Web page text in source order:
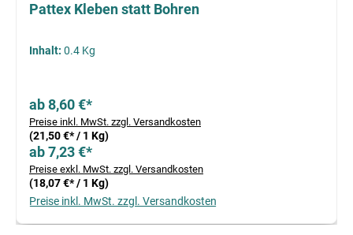
Pattex Kleben statt Bohren
Inhalt: 0.4 Kg
ab 8,60 €*
Preise inkl. MwSt. zzgl. Versandkosten
(21,50 €* / 1 Kg)
ab 7,23 €*
Preise exkl. MwSt. zzgl. Versandkosten
(18,07 €* / 1 Kg)
Preise inkl. MwSt. zzgl. Versandkosten